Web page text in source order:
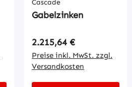
Cascade
Gabelzinken
Regulärer Preis:
2.215,64 €
Preise inkl. MwSt. zzgl.
Versandkosten